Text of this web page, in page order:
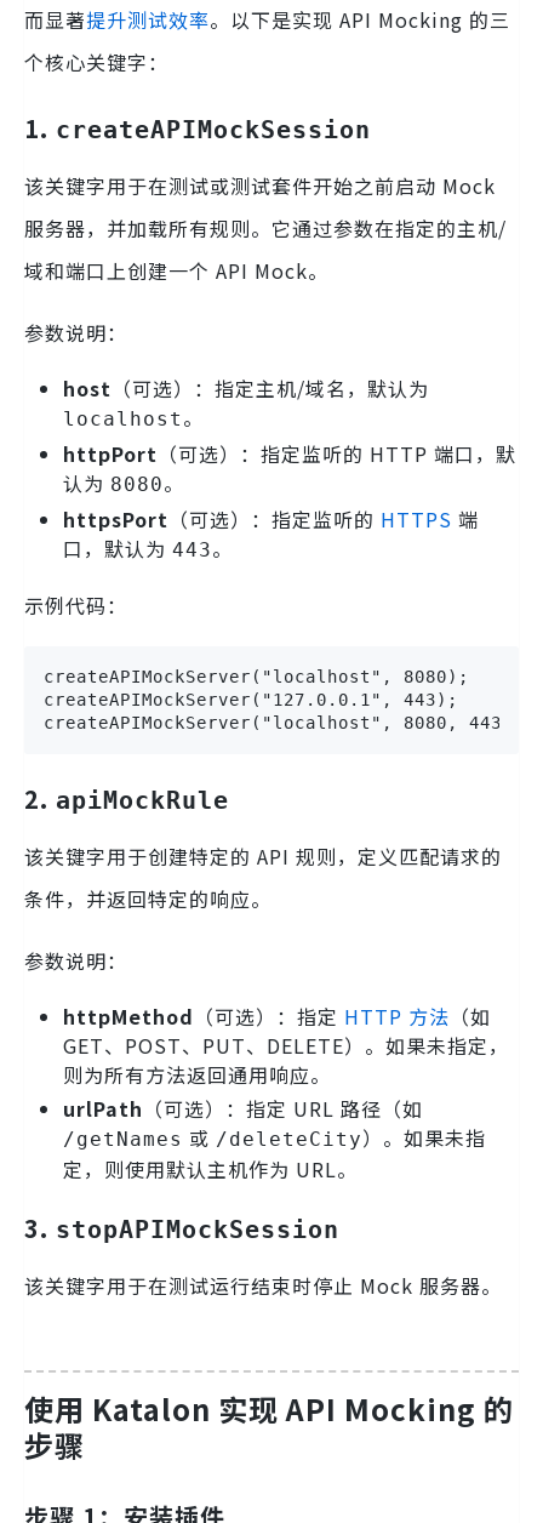
而显著提升测试效率。以下是实现 API Mocking 的三
个核心关键字：
1. createAPIMockSession
该关键字用于在测试或测试套件开始之前启动 Mock
服务器，并加载所有规则。它通过参数在指定的主机/
域和端口上创建一个 API Mock。
参数说明：
host （可选）：指定主机/域名，默认为
localhost 。
httpPort （可选）：指定监听的 HTTP 端口，默
认为 8080。
httpsPort （可选）：指定监听的 HTTPS 端
口，默认为 443。
示例代码：
createAPIMockServer("localhost", 8080);
createAPIMockServer("127.0.0.1", 443);
createAPIMockServer("localhost", 8080, 443);
2. apiMockRule
该关键字用于创建特定的 API 规则，定义匹配请求的
条件，并返回特定的响应。
参数说明：
httpMethod （可选）：指定 HTTP 方法 （如
GET、POST、PUT、DELETE）。如果未指定，
则为所有方法返回通用响应。
urlPath （可选）：指定 URL 路径（如
/getNames 或 /deleteCity）。如果未指
定，则使用默认主机作为 URL。
3. stopAPIMockSession
该关键字用于在测试运行结束时停止 Mock 服务器。
使用 Katalon 实现 API Mocking 的
步骤